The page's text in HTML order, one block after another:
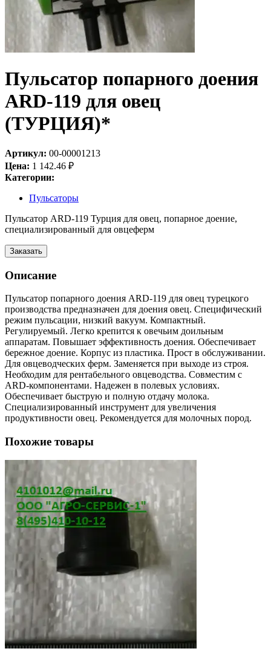
Пульсатор попарного доения
ARD-119 для овец
(ТУРЦИЯ)*
Артикул: 00-00001213
Цена: 1 142.46 ₽
Категории:
Пульсаторы
Пульсатор ARD-119 Турция для овец, попарное доение,
специализированный для овцеферм
Заказать
Описание
Пульсатор попарного доения ARD-119 для овец турецкого
производства предназначен для доения овец. Специфический
режим пульсации, низкий вакуум. Компактный.
Регулируемый. Легко крепится к овечьим доильным
аппаратам. Повышает эффективность доения. Обеспечивает
бережное доение. Корпус из пластика. Прост в обслуживании.
Для овцеводческих ферм. Заменяется при выходе из строя.
Необходим для рентабельного овцеводства. Совместим с
ARD-компонентами. Надежен в полевых условиях.
Обеспечивает быструю и полную отдачу молока.
Специализированный инструмент для увеличения
продуктивности овец. Рекомендуется для молочных пород.
Похожие товары